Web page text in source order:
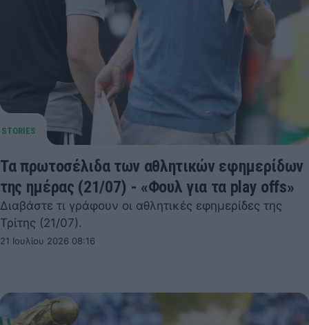
Τα πρωτοσέλιδα των αθλητικών εφημερίδων
της ημέρας (21/07) - «Φουλ για τα play offs»
Διαβάστε τι γράφουν οι αθλητικές εφημερίδες της
Τρίτης (21/07).
21 Ιουλίου 2026 08:16